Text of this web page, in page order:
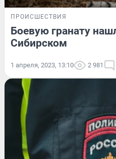
ПРОИСШЕСТВИЯ
Боевую гранату
Сибирском
1 апреля, 2023, 13:10 2 981